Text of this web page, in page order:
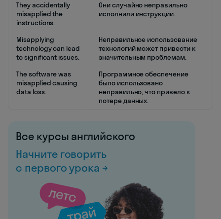
They accidentally
misapplied the
instructions.
Они случайно неправильно
исполнили инструкции.
Misapplying
technology can lead
to significant issues.
Неправильное использование
технологий может привести к
значительным проблемам.
The software was
misapplied causing
data loss.
Программное обеспечение
было использовано
неправильно, что привело к
потере данных.
Все курсы английского
Начните говорить
с первого урока →